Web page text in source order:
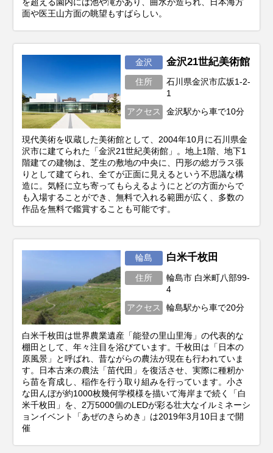
面や医王山方面の眺望もすばらしい。
金沢 金沢21世紀美術館
住所
石川県金沢市広坂1-2-
1
アクセス
金沢駅から車で10分
現代美術を収蔵した美術館として、2004年10月に石川県金
沢市に建てられた「金沢21世紀美術館」。地上1階、地下1
階建ての建物は、芝生の敷地の中央に、円形の総ガラス張
りとして建てられ、全てが正面に見えるという不思議な構
造に。気軽に立ち寄ってもらえるようにとどの方面からで
も入場することができ、無料で入れる範囲が広く、多数の
作品を無料で鑑賞することも可能です。
輪島 白米千枚田
住所
輪島市 白米町八部99-
4
アクセス
輪島駅から車で20分
白米千枚田は世界農業遺産「能登の里山里海」の代表的な
棚田として、年々注目を浴びています。千枚田は「日本の
原風景」と呼ばれ、昔ながらの農法が現在も行われていま
す。日本古来の農法「苗代田」を復活させ、実際に種籾か
ら苗を育成し、稲作を行う取り組みを行っています。小さ
な田んぼが約1000枚幾何学模様を描いて海岸まで続く「白
米千枚田」を、2万5000個のLEDが彩る壮大なイルミネーシ
ョンイベント「あぜのきらめき」は2019年3月10日まで開
催